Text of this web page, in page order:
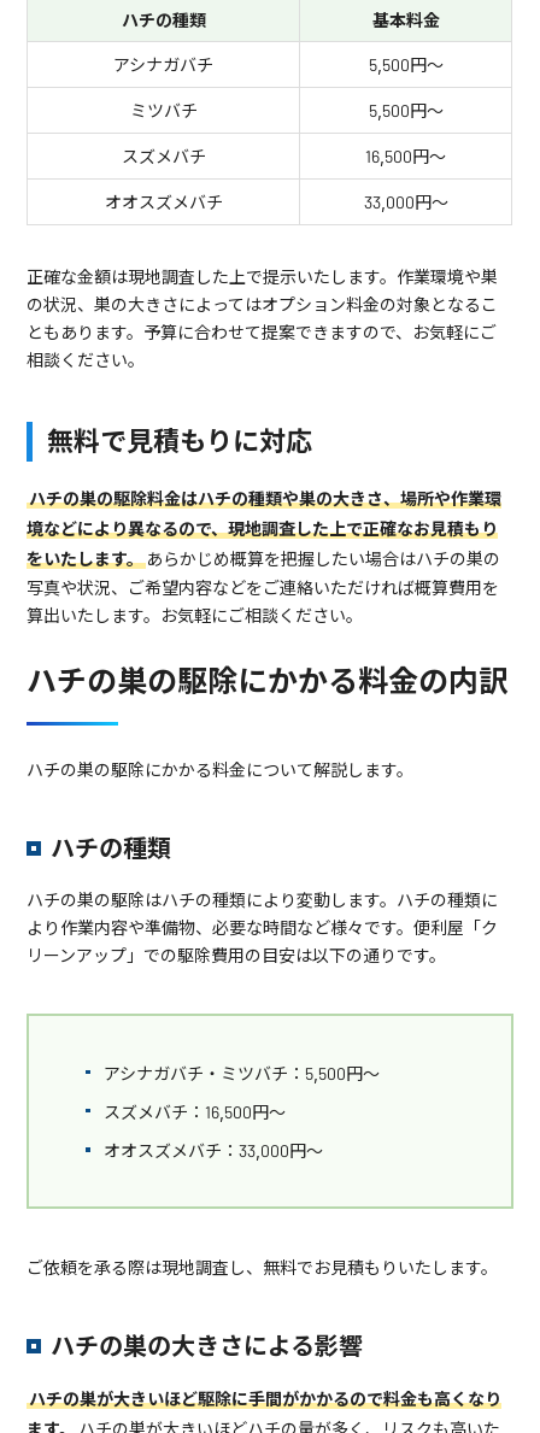
ハチの種類 基本料金
アシナガバチ 5,500円～
ミツバチ 5,500円～
スズメバチ 16,500円～
オオスズメバチ 33,000円～
正確な金額は現地調査した上で提示いたします。作業環境や巣
の状況、巣の大きさによってはオプション料金の対象となるこ
ともあります。予算に合わせて提案できますので、お気軽にご
相談ください。
無料で見積もりに対応
ハチの巣の駆除料金はハチの種類や巣の大きさ、場所や作業環
境などにより異なるので、現地調査した上で正確なお見積もり
をいたします。 あらかじめ概算を把握したい場合はハチの巣の
写真や状況、ご希望内容などをご連絡いただければ概算費用を
算出いたします。お気軽にご相談ください。
ハチの巣の駆除にかかる料金の内訳
ハチの巣の駆除にかかる料金について解説します。
ハチの種類
ハチの巣の駆除はハチの種類により変動します。ハチの種類に
より作業内容や準備物、必要な時間など様々です。便利屋「ク
リーンアップ」での駆除費用の目安は以下の通りです。
アシナガバチ・ミツバチ：5,500円～
スズメバチ：16,500円～
オオスズメバチ：33,000円～
ご依頼を承る際は現地調査し、無料でお見積もりいたします。
ハチの巣の大きさによる影響
ハチの巣が大きいほど駆除に手間がかかるので料金も高くなり